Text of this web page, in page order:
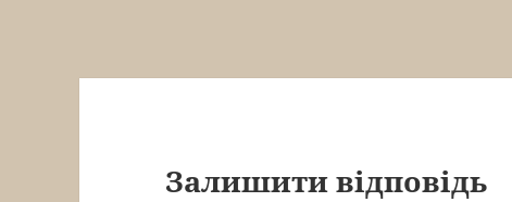
Залишити відповідь